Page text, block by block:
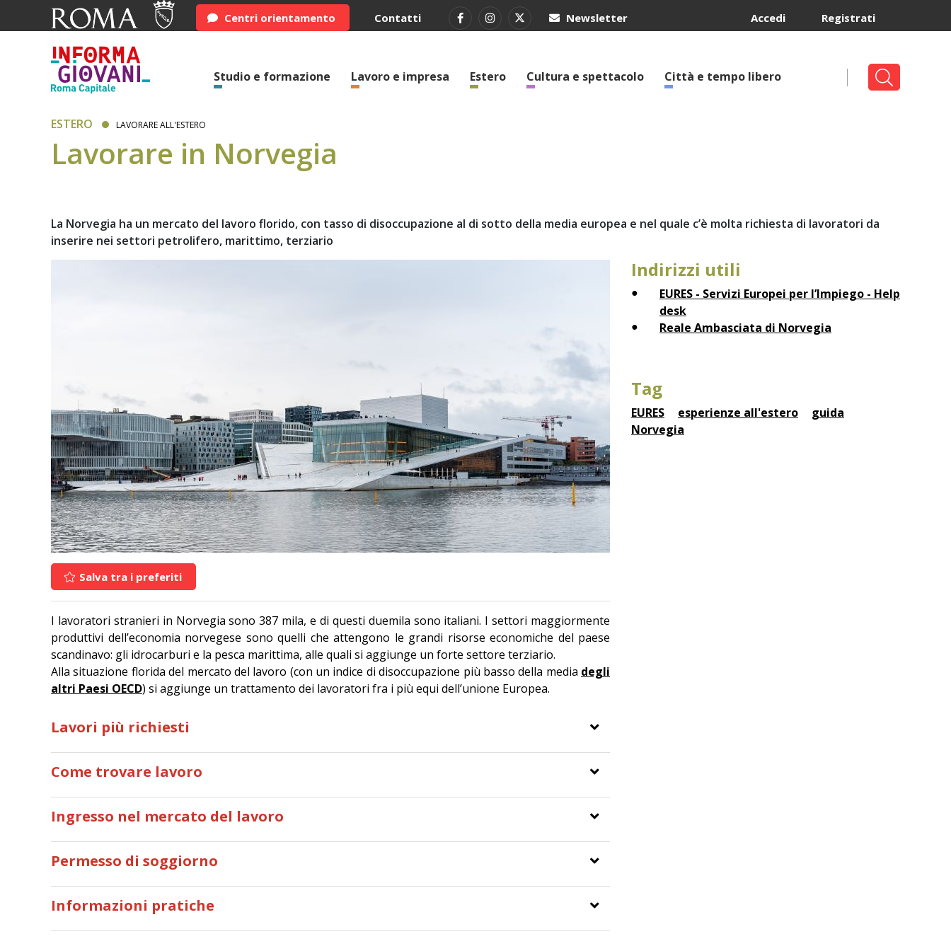
Centri orientamento Contatti Newsletter Registrati
Accedi
Studio e formazione Lavoro e impresa Estero Cultura e spettacolo Città e tempo libero
ESTERO LAVORARE ALL'ESTERO
Lavorare in Norvegia
La Norvegia ha un mercato del lavoro florido, con tasso di disoccupazione al di sotto della media europea e nel quale c’è molta richiesta di lavoratori da
inserire nei settori petrolifero, marittimo, terziario
Salva tra i preferiti
I lavoratori stranieri in Norvegia sono 387 mila, e di questi duemila sono italiani. I settori maggiormente
produttivi dell’economia norvegese sono quelli che attengono le grandi risorse economiche del paese
scandinavo: gli idrocarburi e la pesca marittima, alle quali si aggiunge un forte settore terziario.
Alla situazione florida del mercato del lavoro (con un indice di disoccupazione più basso della media degli
altri Paesi OECD) si aggiunge un trattamento dei lavoratori fra i più equi dell’unione Europea.
Lavori più richiesti
Come trovare lavoro
Ingresso nel mercato del lavoro
Permesso di soggiorno
Informazioni pratiche
Indirizzi utili
EURES - Servizi Europei per l’Impiego - Help
desk
Reale Ambasciata di Norvegia
Tag
EURES esperienze all'estero
guida
Norvegia